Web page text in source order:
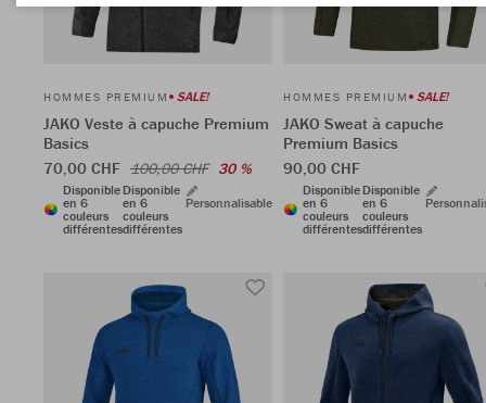
HOMMES PREMIUM SALE!
JAKO Veste à capuche Premium
Basics
70,00 CHF 100,00 CHF 30 %
Disponible
en 6
couleurs
différentes
Disponible
en 6
couleurs
différentes
Personnalisable
HOMMES PREMIUM SALE!
JAKO Sweat à capuche
Premium Basics
90,00 CHF
Disponible
en 6
couleurs
différentes
Disponible
en 6
couleurs
différentes